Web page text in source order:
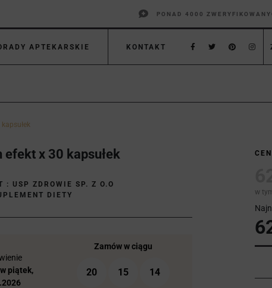
PONAD 4000
APTEKARSKIE KONTAKT
efekt x 30 kapsułek
: USP ZDROWIE SP. Z O.O
DIETY
w piątek,
Zamów w ciągu
20 15 13
w